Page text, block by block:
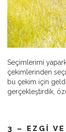
Seçimlerimi
çekimlerinden
bu çekim için
gerçekleştirdik,
3 – EZGI VE